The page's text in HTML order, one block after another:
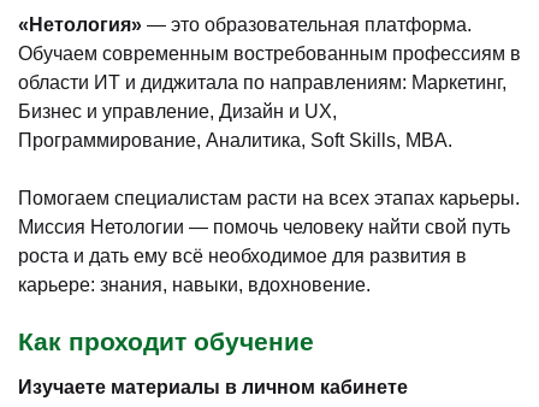
«Нетология» — это образовательная платформа.
Обучаем современным востребованным профессиям в
области ИТ и диджитала по направлениям: Маркетинг,
Бизнес и управление, Дизайн и UX,
Программирование, Аналитика, Soft Skills, MBA.
Помогаем специалистам расти на всех этапах карьеры.
Миссия Нетологии — помочь человеку найти свой путь
роста и дать ему всё необходимое для развития в
карьере: знания, навыки, вдохновение.
Как проходит обучение
Изучаете материалы в личном кабинете